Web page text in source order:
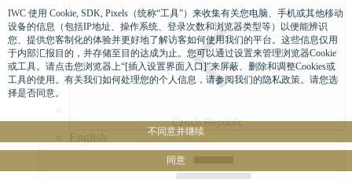
Czech Republic
English
IWC 使用 Cookie, SDK, Pixels（统称“工具”）来收集有关您电脑、手机或其他移动
设备的信息（包括IP地址、操作系统、登录次数和浏览器类型等）以便能辨识
您、提供您客制化的体验并更好地了解访客如何使用我们的平台。这些信息仅用
于内部汇报目的，并存储至目的达成为止。您可以通过设置来管理浏览器Cookie
或工具。请点击您浏览器上“[插入设置界面入口]”来屏蔽、删除和调整Cookies或
工具的使用。有关我们如何处理您的个人信息，请参阅我们的隐私政策。请您选
择是否同意。
不同意并继续
同意